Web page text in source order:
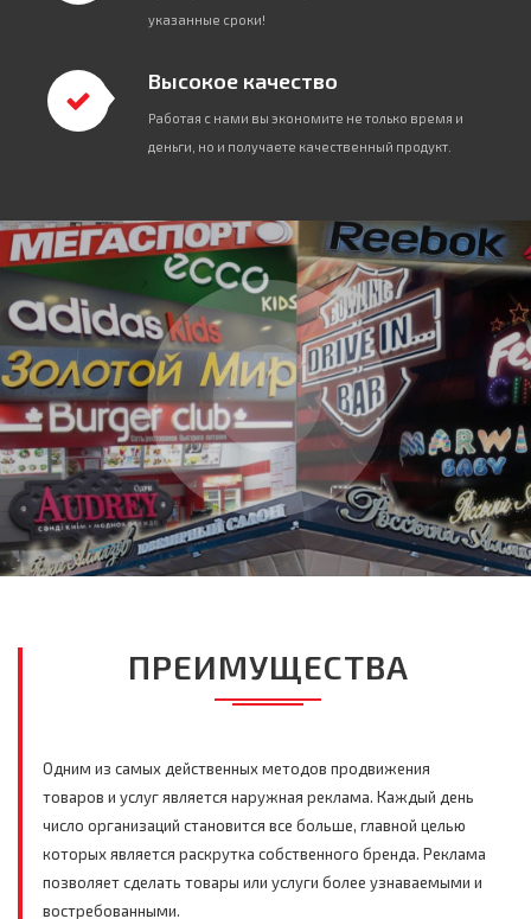
указанные сроки!
Высокое качество
Работая с нами вы экономите не только время и
деньги, но и получаете качественный продукт.
ПРЕИМУЩЕСТВА
Одним из самых действенных методов продвижения
товаров и услуг является наружная реклама. Каждый день
число организаций становится все больше, главной целью
которых является раскрутка собственного бренда. Реклама
позволяет сделать товары или услуги более узнаваемыми и
востребованными.